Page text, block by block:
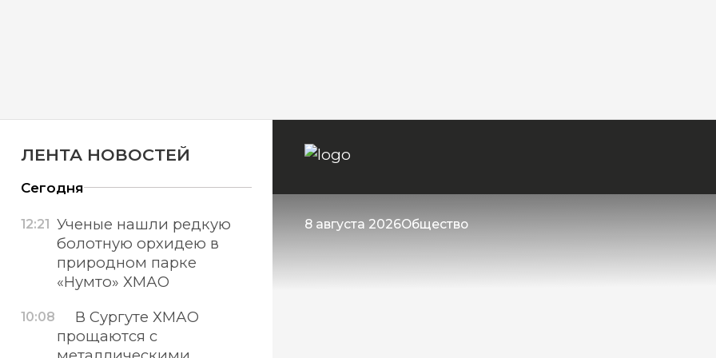
8 августа 2026Общество
ЛЕНТА НОВОСТЕЙ
Сегодня
12:21
Ученые нашли редкую
болотную орхидею в
природном парке
«Нумто» ХМАО
10:08
В Сургуте ХМАО
прощаются с